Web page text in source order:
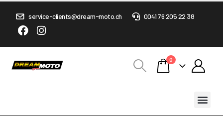
service-clients@dream-moto.ch 0041 76 205 22 38
0